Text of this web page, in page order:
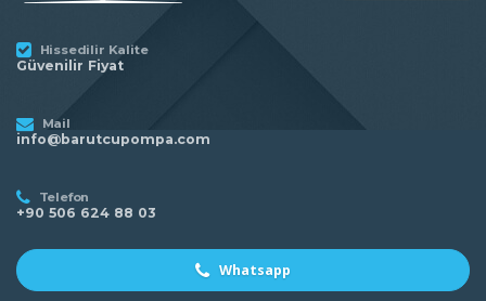
Hissedilir Kalite
Güvenilir Fiyat
Mail
info@barutcupompa.com
Telefon
+90 506 624 88 03
Whatsapp